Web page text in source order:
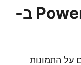
על תמונה ב-PowerPoint ב-
על התמונות